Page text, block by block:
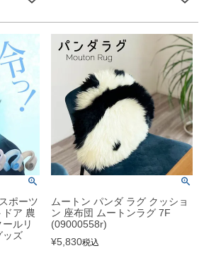
ポーツ
ア 農
ルリ
ッズ
ムートン パンダ ラグ クッショ
ン 座布団 ムートンラグ 7F
(09000558r)
¥5,830税込